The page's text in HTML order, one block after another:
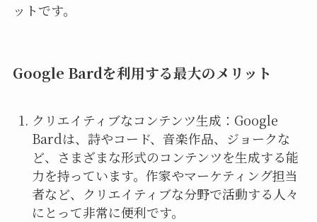
ットです。
Google Bardを利用する最大のメリット
クリエイティブなコンテンツ生成：Google
Bardは、詩やコード、音楽作品、ジョークな
ど、さまざまな形式のコンテンツを生成する能
力を持っています。作家やマーケティング担当
者など、クリエイティブな分野で活動する人々
にとって非常に便利です。